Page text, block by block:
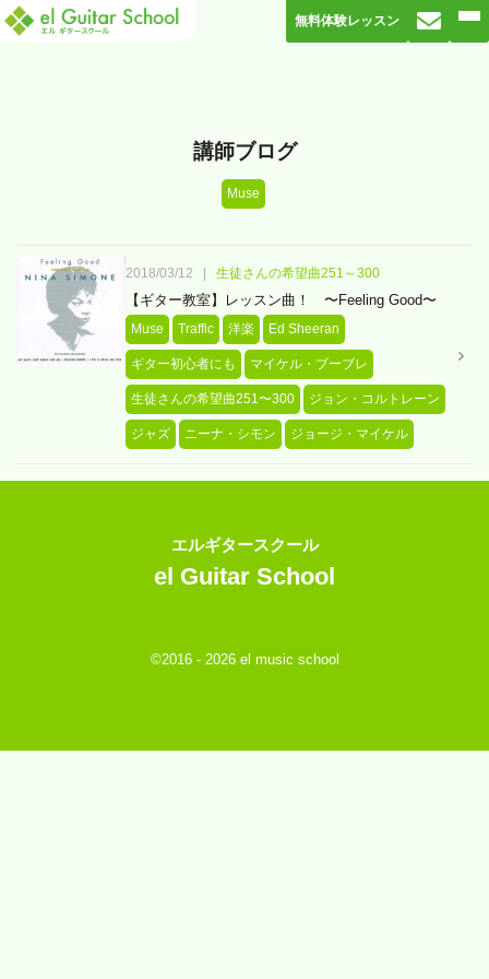
無料体験レッスン
講師ブログ
Muse
2018/03/12 生徒さんの希望曲251～300
【ギター教室】レッスン曲！ 〜Feeling Good〜
Muse Traffic 洋楽 Ed Sheeran
ギター初心者にも マイケル・ブーブレ
生徒さんの希望曲251〜300 ジョン・コルトレーン
ジャズ ニーナ・シモン ジョージ・マイケル
エルギタースクール
el Guitar School
©2016 - 2026 el music school